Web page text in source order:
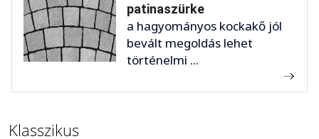
patinaszürke
a hagyományos kockakő jól
bevált megoldás lehet
történelmi ...
Klasszikus